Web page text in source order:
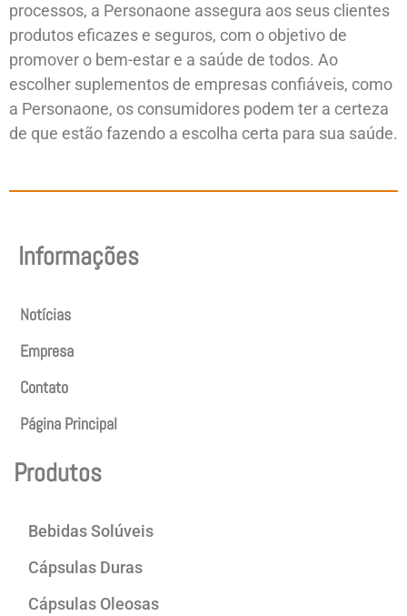
processos, a Personaone assegura aos seus clientes
produtos eficazes e seguros, com o objetivo de
promover o bem-estar e a saúde de todos. Ao
escolher suplementos de empresas confiáveis, como
a Personaone, os consumidores podem ter a certeza
de que estão fazendo a escolha certa para sua saúde.
Informações
Notícias
Empresa
Contato
Página Principal
Produtos
Bebidas Solúveis
Cápsulas Duras
Cápsulas Oleosas